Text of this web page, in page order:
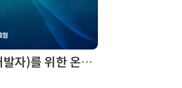
모든 업무 담당자(비개발자)를 위한 온톨로지 기반 AI 지식체계 설계 1-day 워크숍